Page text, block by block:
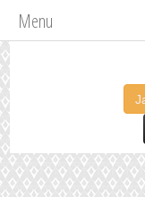
Vi använder oss av
Menu